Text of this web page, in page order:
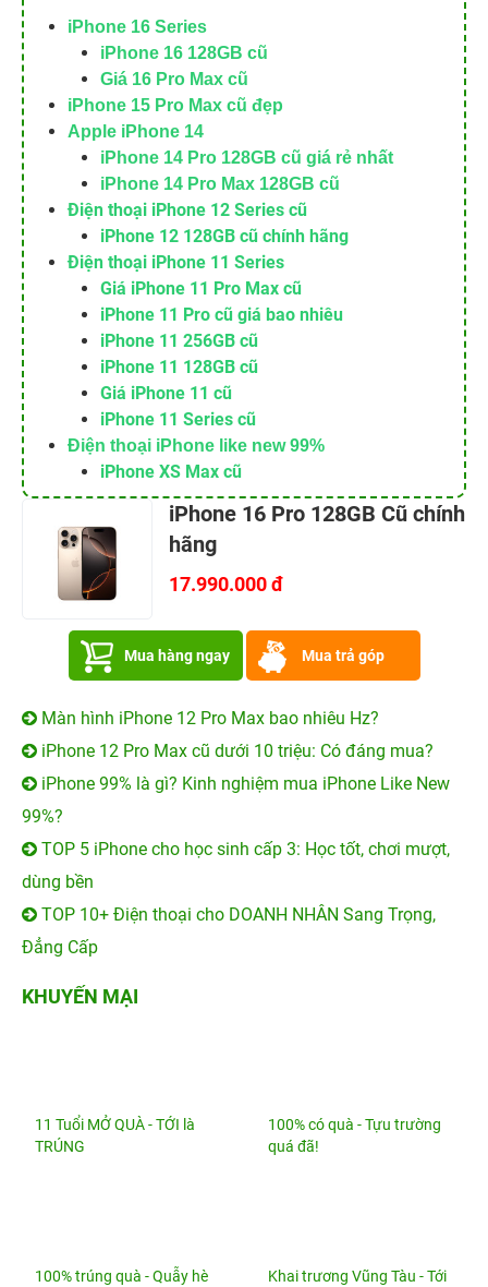
iPhone 16 Series
iPhone 16 128GB cũ
Giá 16 Pro Max cũ
iPhone 15 Pro Max cũ đẹp
Apple iPhone 14
iPhone 14 Pro 128GB cũ giá rẻ nhất
iPhone 14 Pro Max 128GB cũ
Điện thoại iPhone 12 Series cũ
iPhone 12 128GB cũ chính hãng
Điện thoại iPhone 11 Series
Giá iPhone 11 Pro Max cũ
iPhone 11 Pro cũ giá bao nhiêu
iPhone 11 256GB cũ
iPhone 11 128GB cũ
Giá iPhone 11 cũ
iPhone 11 Series cũ
Điện thoại iPhone like new 99%
iPhone XS Max cũ
iPhone 16 Pro 128GB Cũ chính
hãng
17.990.000 đ
Mua hàng ngay Mua trả góp
Màn hình iPhone 12 Pro Max bao nhiêu Hz?
iPhone 12 Pro Max cũ dưới 10 triệu: Có đáng mua?
iPhone 99% là gì? Kinh nghiệm mua iPhone Like New
99%?
TOP 5 iPhone cho học sinh cấp 3: Học tốt, chơi mượt,
dùng bền
TOP 10+ Điện thoại cho DOANH NHÂN Sang Trọng,
Đẳng Cấp
KHUYẾN MẠI
11 Tuổi MỞ QUÀ - TỚI là
TRÚNG
100% có quà - Tựu trường
quá đã!
100% trúng quà - Quẫy hè
Khai trương Vũng Tàu - Tới